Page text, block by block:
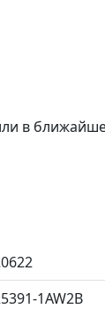
в
1AW2B